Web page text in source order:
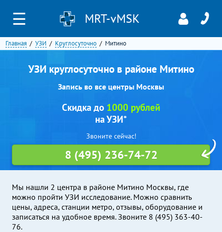
☰ MRT-vMSK
Главная УЗИ Круглосуточно Митино
УЗИ круглосуточно в районе Митино
Запись во все центры Москвы
Мы нашли 2 центра в районе Митино Москвы, где
можно пройти УЗИ исследование. Можно сравнить
цены, адреса, станции метро, отзывы, оборудование и
записаться на удобное время. Звоните 8 (495) 363-40-
76.
Скидка до 1000 рублей
на УЗИ*
Звоните сейчас!
8 (495) 236-74-72